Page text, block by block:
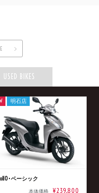
USED BIKES
･ベーシック
本体価格 ¥239,800
明石店